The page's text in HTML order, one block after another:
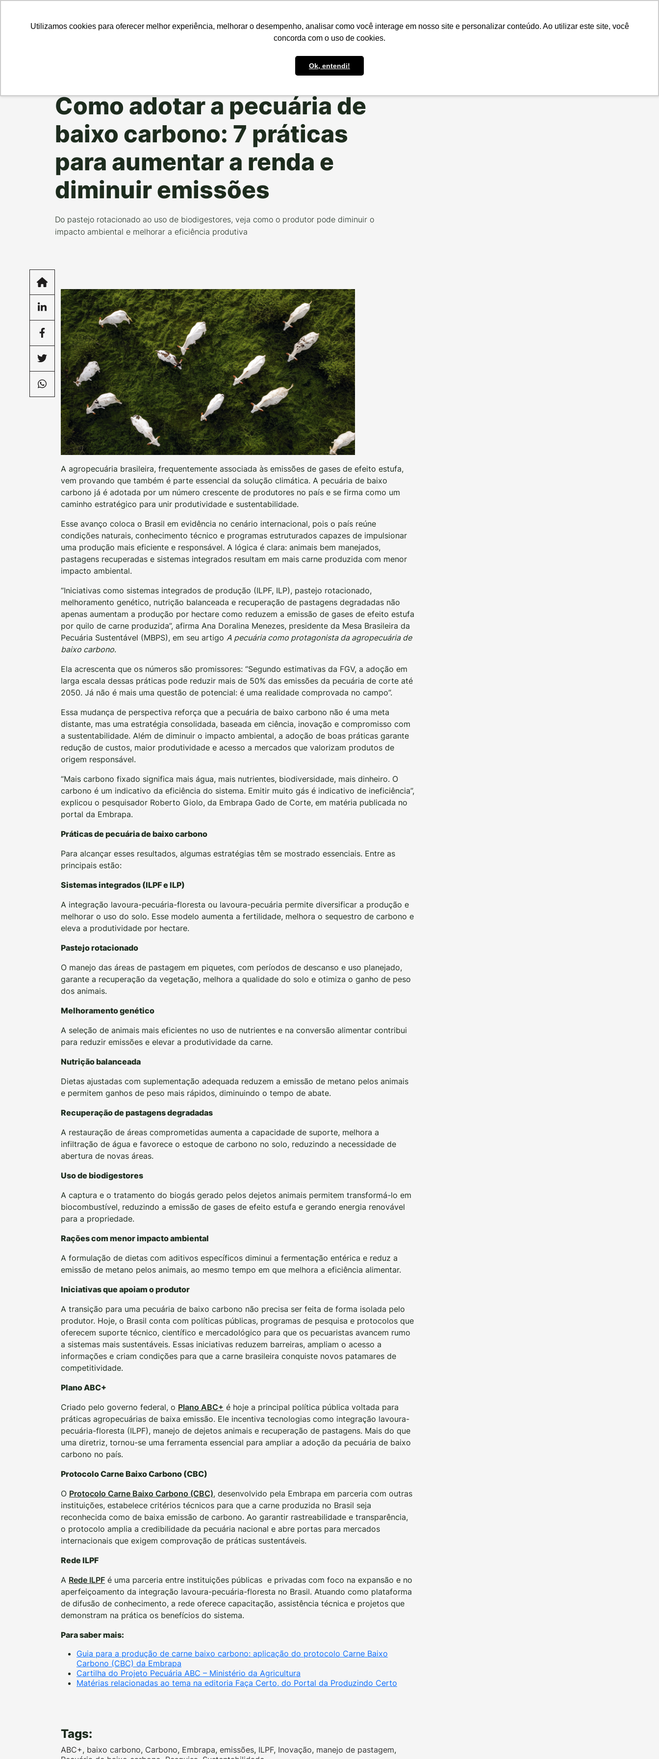
Utilizamos cookies para oferecer melhor experiência, melhorar o desempenho, analisar como você interage em nosso site e personalizar conteúdo. Ao utilizar este site, você
concorda com o uso de cookies.
Ok, entendi!
Como adotar a pecuária de
baixo carbono: 7 práticas
para aumentar a renda e
diminuir emissões
Do pastejo rotacionado ao uso de biodigestores, veja como o produtor pode diminuir o
impacto ambiental e melhorar a eficiência produtiva
A agropecuária brasileira, frequentemente associada às emissões de gases de efeito estufa,
vem provando que também é parte essencial da solução climática. A pecuária de baixo
carbono já é adotada por um número crescente de produtores no país e se firma como um
caminho estratégico para unir produtividade e sustentabilidade.
Esse avanço coloca o Brasil em evidência no cenário internacional, pois o país reúne
condições naturais, conhecimento técnico e programas estruturados capazes de impulsionar
uma produção mais eficiente e responsável. A lógica é clara: animais bem manejados,
pastagens recuperadas e sistemas integrados resultam em mais carne produzida com menor
impacto ambiental.
“Iniciativas como sistemas integrados de produção (ILPF, ILP), pastejo rotacionado,
melhoramento genético, nutrição balanceada e recuperação de pastagens degradadas não
apenas aumentam a produção por hectare como reduzem a emissão de gases de efeito estufa
por quilo de carne produzida”, afirma Ana Doralina Menezes, presidente da Mesa Brasileira da
Pecuária Sustentável (MBPS), em seu artigo A pecuária como protagonista da agropecuária de
baixo carbono.
Ela acrescenta que os números são promissores: “Segundo estimativas da FGV, a adoção em
larga escala dessas práticas pode reduzir mais de 50% das emissões da pecuária de corte até
2050. Já não é mais uma questão de potencial: é uma realidade comprovada no campo”.
Essa mudança de perspectiva reforça que a pecuária de baixo carbono não é uma meta
distante, mas uma estratégia consolidada, baseada em ciência, inovação e compromisso com
a sustentabilidade. Além de diminuir o impacto ambiental, a adoção de boas práticas garante
redução de custos, maior produtividade e acesso a mercados que valorizam produtos de
origem responsável.
“Mais carbono fixado significa mais água, mais nutrientes, biodiversidade, mais dinheiro. O
carbono é um indicativo da eficiência do sistema. Emitir muito gás é indicativo de ineficiência”,
explicou o pesquisador Roberto Giolo, da Embrapa Gado de Corte, em matéria publicada no
portal da Embrapa.
Práticas de pecuária de baixo carbono
Para alcançar esses resultados, algumas estratégias têm se mostrado essenciais. Entre as
principais estão:
Sistemas integrados (ILPF e ILP)
A integração lavoura-pecuária-floresta ou lavoura-pecuária permite diversificar a produção e
melhorar o uso do solo. Esse modelo aumenta a fertilidade, melhora o sequestro de carbono e
eleva a produtividade por hectare.
Pastejo rotacionado
O manejo das áreas de pastagem em piquetes, com períodos de descanso e uso planejado,
garante a recuperação da vegetação, melhora a qualidade do solo e otimiza o ganho de peso
dos animais.
Melhoramento genético
A seleção de animais mais eficientes no uso de nutrientes e na conversão alimentar contribui
para reduzir emissões e elevar a produtividade da carne.
Nutrição balanceada
Dietas ajustadas com suplementação adequada reduzem a emissão de metano pelos animais
e permitem ganhos de peso mais rápidos, diminuindo o tempo de abate.
Recuperação de pastagens degradadas
A restauração de áreas comprometidas aumenta a capacidade de suporte, melhora a
infiltração de água e favorece o estoque de carbono no solo, reduzindo a necessidade de
abertura de novas áreas.
Uso de biodigestores
A captura e o tratamento do biogás gerado pelos dejetos animais permitem transformá-lo em
biocombustível, reduzindo a emissão de gases de efeito estufa e gerando energia renovável
para a propriedade.
Rações com menor impacto ambiental
A formulação de dietas com aditivos específicos diminui a fermentação entérica e reduz a
emissão de metano pelos animais, ao mesmo tempo em que melhora a eficiência alimentar.
Iniciativas que apoiam o produtor
A transição para uma pecuária de baixo carbono não precisa ser feita de forma isolada pelo
produtor. Hoje, o Brasil conta com políticas públicas, programas de pesquisa e protocolos que
oferecem suporte técnico, científico e mercadológico para que os pecuaristas avancem rumo
a sistemas mais sustentáveis. Essas iniciativas reduzem barreiras, ampliam o acesso a
informações e criam condições para que a carne brasileira conquiste novos patamares de
competitividade.
Plano ABC+
Criado pelo governo federal, o Plano ABC+ é hoje a principal política pública voltada para
práticas agropecuárias de baixa emissão. Ele incentiva tecnologias como integração lavoura-
pecuária-floresta (ILPF), manejo de dejetos animais e recuperação de pastagens. Mais do que
uma diretriz, tornou-se uma ferramenta essencial para ampliar a adoção da pecuária de baixo
carbono no país.
Protocolo Carne Baixo Carbono (CBC)
O Protocolo Carne Baixo Carbono (CBC), desenvolvido pela Embrapa em parceria com outras
instituições, estabelece critérios técnicos para que a carne produzida no Brasil seja
reconhecida como de baixa emissão de carbono. Ao garantir rastreabilidade e transparência,
o protocolo amplia a credibilidade da pecuária nacional e abre portas para mercados
internacionais que exigem comprovação de práticas sustentáveis.
Rede ILPF
A Rede ILPF é uma parceria entre instituições públicas e privadas com foco na expansão e no
aperfeiçoamento da integração lavoura-pecuária-floresta no Brasil. Atuando como plataforma
de difusão de conhecimento, a rede oferece capacitação, assistência técnica e projetos que
demonstram na prática os benefícios do sistema.
Para saber mais:
Guia para a produção de carne baixo carbono: aplicação do protocolo Carne Baixo
Carbono (CBC) da Embrapa
Cartilha do Projeto Pecuária ABC – Ministério da Agricultura
Matérias relacionadas ao tema na editoria Faça Certo, do Portal da Produzindo Certo
Tags:
ABC+, baixo carbono, Carbono, Embrapa, emissões, ILPF, Inovação, manejo de pastagem,